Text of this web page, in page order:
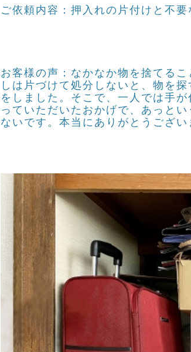
ご依頼内容：押入れの片付けと不
お客様の声：なかなか物を捨てる
しは片づけて処分しないと、物を
をしました。そこで、一人では手
っていただいたおかげで、あっと
ないです。本当にありがとうござい